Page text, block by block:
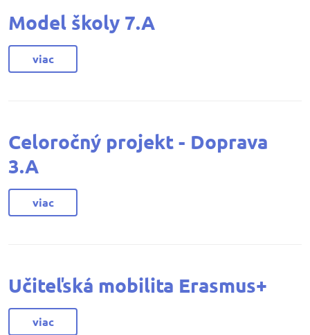
Model školy 7.A
viac
Celoročný projekt - Doprava
3.A
viac
Učiteľská mobilita Erasmus+
viac